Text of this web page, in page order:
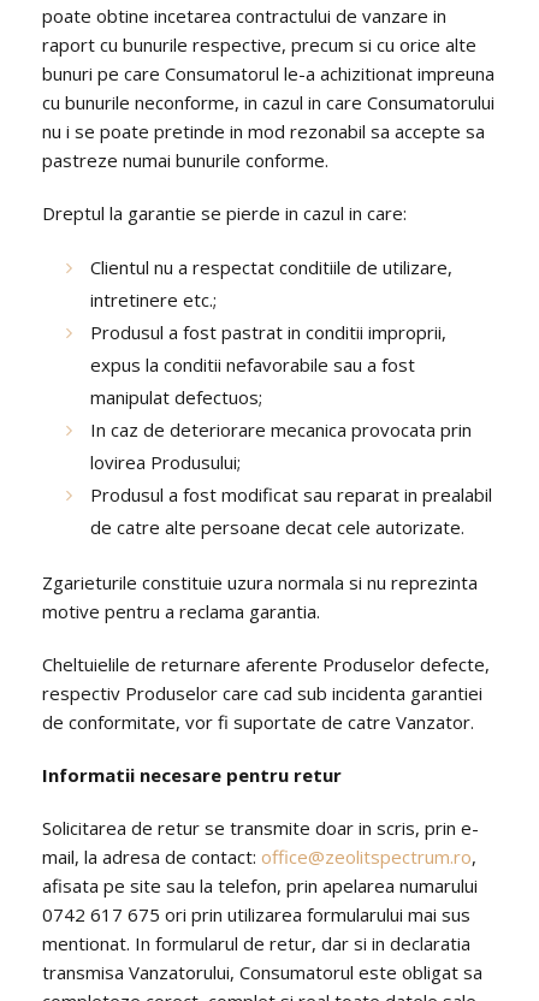
poate obtine incetarea contractului de vanzare in
raport cu bunurile respective, precum si cu orice alte
bunuri pe care Consumatorul le-a achizitionat impreuna
cu bunurile neconforme, in cazul in care Consumatorului
nu i se poate pretinde in mod rezonabil sa accepte sa
pastreze numai bunurile conforme.
Dreptul la garantie se pierde in cazul in care:
Clientul nu a respectat conditiile de utilizare,
intretinere etc.;
Produsul a fost pastrat in conditii improprii,
expus la conditii nefavorabile sau a fost
manipulat defectuos;
In caz de deteriorare mecanica provocata prin
lovirea Produsului;
Produsul a fost modificat sau reparat in prealabil
de catre alte persoane decat cele autorizate.
Zgarieturile constituie uzura normala si nu reprezinta
motive pentru a reclama garantia.
Cheltuielile de returnare aferente Produselor defecte,
respectiv Produselor care cad sub incidenta garantiei
de conformitate, vor fi suportate de catre Vanzator.
Informatii necesare pentru retur
Solicitarea de retur se transmite doar in scris, prin e-
mail, la adresa de contact: office@zeolitspectrum.ro,
afisata pe site sau la telefon, prin apelarea numarului
0742 617 675 ori prin utilizarea formularului mai sus
mentionat. In formularul de retur, dar si in declaratia
transmisa Vanzatorului, Consumatorul este obligat sa